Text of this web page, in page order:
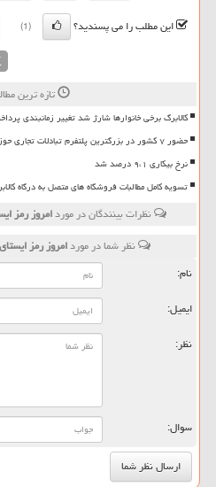
این مطلب را می پسندید؟
(1)
تازه ترین
کالابرگ برخی خانوارها شارژ شد تغییر زمانبندی
حضور ۷ کشور در بزرگترین پلتفرم تبادلات تجاری حوزه ساخت وساز
نرخ بیکاری ۹،۱ درصد شد
تسویه کامل مطالبات فروشگاه های متصل به درگاه
نظرات بینندگان در موردامروز رمز
نظر شما در موردامروز رمز
نام:
ایمیل:
نظر:
سوال: